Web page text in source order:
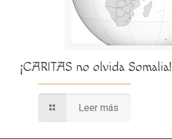
¡CARITAS no olvida Somalia!
Leer más